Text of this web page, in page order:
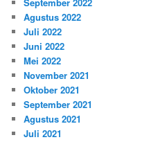
Agustus 2022
Juli 2022
Juni 2022
Mei 2022
November 2021
Oktober 2021
September 2021
Agustus 2021
Juli 2021